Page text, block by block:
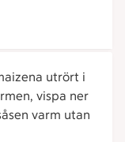
utrört i
vispa ner
varm utan